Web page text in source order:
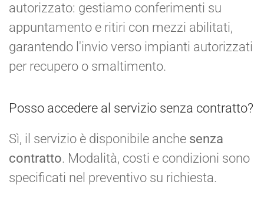
autorizzato: gestiamo conferimenti su
appuntamento e ritiri con mezzi abilitati,
garantendo l'invio verso impianti autorizzati
per recupero o smaltimento.
Posso accedere al servizio senza contratto?
Sì, il servizio è disponibile anche senza
contratto. Modalità, costi e condizioni sono
specificati nel preventivo su richiesta.